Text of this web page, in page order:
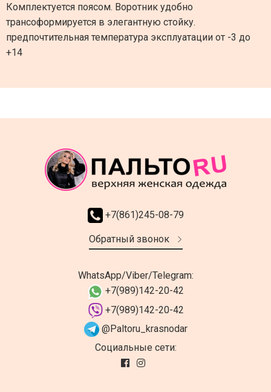
Комплектуется поясом. Воротник удобно
трансоформируется в элегантную стойку.
предпочтительная температура эксплуатации от -3 до
+14
+7(861)245-08-79
Обратный звонок
WhatsApp/Viber/Telegram:
+7(989)142-20-42
+7(989)142-20-42
@Paltoru_krasnodar
Социальные сети: